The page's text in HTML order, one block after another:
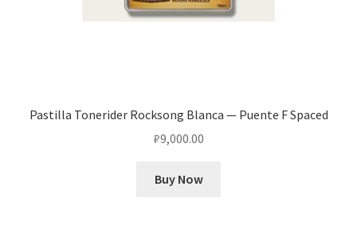
Pastilla Tonerider Rocksong Blanca — Puente F Spaced
₽9,000.00
Buy Now